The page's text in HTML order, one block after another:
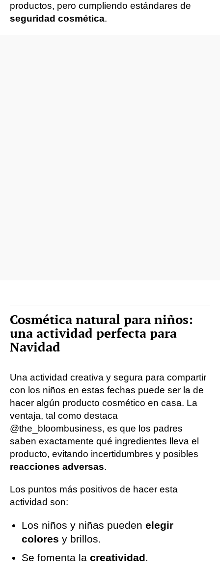
productos, pero cumpliendo estándares de
seguridad cosmética.
Cosmética natural para niños:
una actividad perfecta para
Navidad
Una actividad creativa y segura para compartir
con los niños en estas fechas puede ser la de
hacer algún producto cosmético en casa. La
ventaja, tal como destaca
@the_bloombusiness, es que los padres
saben exactamente qué ingredientes lleva el
producto, evitando incertidumbres y posibles
reacciones adversas.
Los puntos más positivos de hacer esta
actividad son:
Los niños y niñas puedenelegir
coloresy brillos.
Se fomenta lacreatividad.